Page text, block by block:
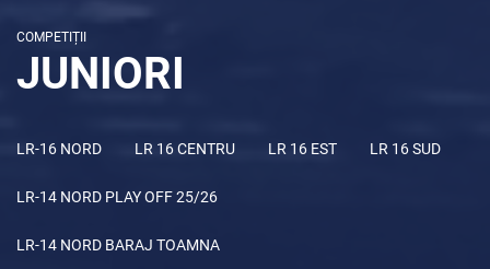
COMPETIȚII
JUNIORI
LR-16 NORD LR 16 CENTRU LR 16 EST LR 16 SUD
LR-14 NORD PLAY OFF 25/26
LR-14 NORD BARAJ TOAMNA